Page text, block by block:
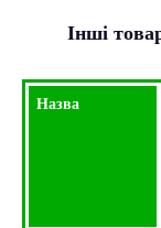
Інші
Назва